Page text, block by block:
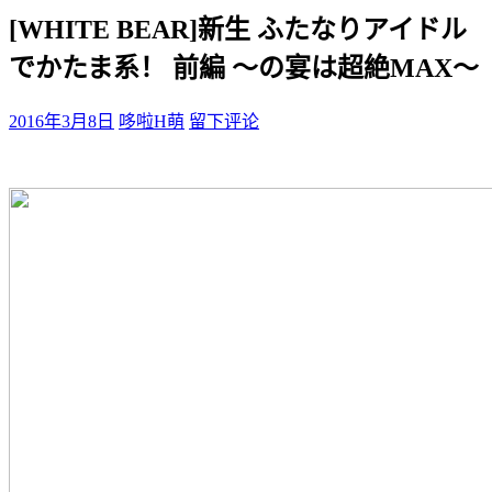
[WHITE BEAR]新生 ふたなりアイドル
でかたま系！ 前編 ～の宴は超絶MAX～
2016年3月8日 哆啦H萌 留下评论